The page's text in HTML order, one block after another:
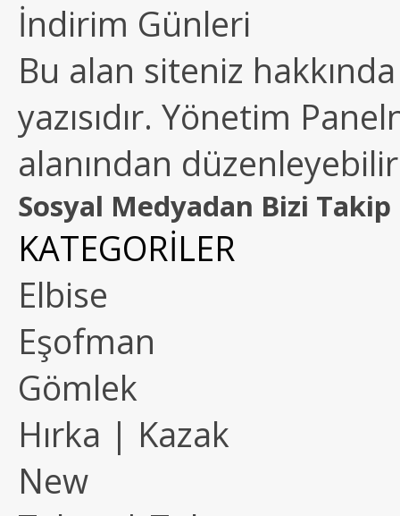
İndirim Günleri
Bu alan siteniz
yazısıdır. Yönetim
alanından
Sosyal Medyadan Bizi Takip
KATEGORİLER
Elbise
Eşofman
Gömlek
Hırka | Kazak
New